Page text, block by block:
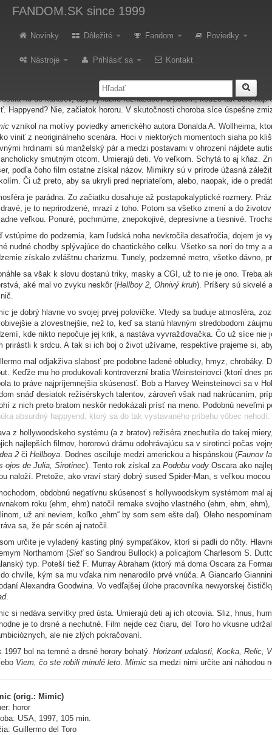
FANDOM.SK since 1999
Novinky Dôležité Fandom Poviedky
Nástroje Prihlásiť sa Kontakt
Mimic
„Nepodceňuj ich. Títo frajeri stavali chrámy ešte v dobách, keď
pár rokmi brutálna choroba začala zabíjať. Deti. A zabíjala a zabíjala.
Tyler (Mira Sorvino, držiteľka Oscara za
a niekdajšia
ho do kanálov, aby vyhubilo roznášačov a potom, keďže tak bolo
Happyend? Nie, začiatok hororu. V skutočnosti choroba síce úspešne
vznikol na motívy poviedky amerického autora Donalda A. Wollheima,
viniť z neoriginálneho scenára. Hoci v niektorých momentoch siaha po
hrdinami sú manželský pár a medzi postavami v ohrození nájdete
smutným otcom. Umierajú deti. Vo veľkom. Schytá to aj kňaz.
podľa čoho film ostatne získal názov. Mimikry sú v prírode úžasná
Či už preto, aby sa ukryli pred nepriateľom, alebo, naopak, ide o
je parádna. Zo začiatku dosahuje až postapokalyptické rozmery.
je to neprirodzené, mrazí z toho. Potom sa všetko zmení a do
veľkou. Ponuré, pochmúrne, znepokojivé, depresívne a tiesnivé.
vstúpime do podzemia, kam ľudská noha nevkročila desaťročia, dojem je
nudné chodby splývajúce do chaotického celku. Všetko sa norí do tmy
získalo zvláštnu charizmu. Tunely, podzemné metro, všetko dávno,
sa však k slovu dostanú triky, masky a CGI, už to nie je ono. Treba
aké mal vo zvyku neskôr (Hellboy 2, Ohnivý kruh). Príšery sú skvelé
je dobrý hlavne vo svojej prvej polovičke. Vtedy sa buduje atmosféra,
a zlovestnejšie, než to, keď sa stanú hlavným stredobodom
kde nikto nepočuje jej krik, a nastáva vyvražďovačka. Čo už síce
prirástli k srdcu. A tak si ich boj o život užívame, respektíve prajeme si,
mal odjakživa slabosť pre podobne ladené obludky, hmyz, chrobáky.
Keďže mu ho produkovali kontroverzní bratia Weinsteinovci (ktorí dnes
to práve najpríjemnejšia skúsenosť. Bob a Harvey Weinsteinovci sa v
snáď desiatok režisérskych talentov, zároveň však nad nakrúcaním,
z nich preto bratom neskôr nedokázali prísť na meno. Podobnú
absurdný happyend, ktorý sa do tak vystavaného príbehu vôbec nehodí.
z hollywoodskeho systému (a z bratov) režiséra znechutila do takej
najlepších filmov, hororovú drámu odohrávajúcu sa v sirotinci počas
2 či Hellboya. Dodnes osciluje medzi americkou a hispánskou (Faunov
ojos de Julia, Sirotinec). Tento rok získal za Podobu vody Oscara ako
naloží. Pretože, ako vraví starý dobrý sused Spider-Man, s veľkou
obdobnú negatívnu skúsenosť s hollywoodskym systémom mal
roku (ehm, ehm) natočil remake svojho vlastného (ehm, ehm,
už ani neviem, koľko „ehm“ by som sem ešte dal). Oleho
sa, že pár scén aj natočil.
určite je vyladený kasting plný sympaťákov, ktorí si padli do nôty.
Northamom (Sieťso Sandrou Bullock) a policajtom Charlesom S.
typ. Poteší tiež F. Murray Abraham (ktorý má doma Oscara za
chvíle, kým sa mu vďaka nim nenarodilo prvé vnúča. A Giancarlo
Alexandra Goodwina. Vo vedľajšej úlohe pracovníka newyorskej
.
si nedáva servítky pred ústa. Umierajú deti aj ich otcovia. Sliz, hnus,
je to drsné a nechutné. Film nejde cez čiaru, del Toro ho vkusne
ale nie zlých pokračovaní.
1997 bol na temné a drsné horory bohatý. Horizont udalosti, Kocka, Relic,
Viem, čo ste robili minulé leto. Mimic sa medzi nimi určite ani náhodou
(orig.: Mimic)
horor
USA, 1997, 105 min.
Guillermo del Toro